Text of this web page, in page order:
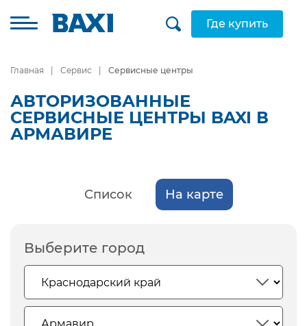
Где купить
Главная Сервис Сервисные центры
АВТОРИЗОВАННЫЕ
СЕРВИСНЫЕ ЦЕНТРЫ BAXI В
АРМАВИРЕ
Список На карте
Выберите город